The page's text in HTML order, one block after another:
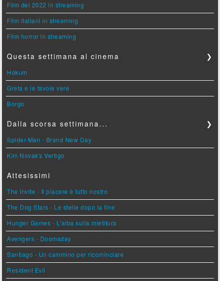
Film del 2022 in streaming
Film italiani in streaming
Film horror in streaming
Questa settimana al cinema ❯
Hokum
Greta e le favole vere
Borgo
Dalla scorsa settimana... ❯
Spider-Man - Brand New Day
Kim Novak's Vertigo
Attesissimi
The Invite - Il piacere è tutto nostro
The Dog Stars - Le stelle dopo la fine
Hunger Games - L'alba sulla mietitura
Avengers - Doomsday
Santiago - Un cammino per ricominciare
Resident Evil